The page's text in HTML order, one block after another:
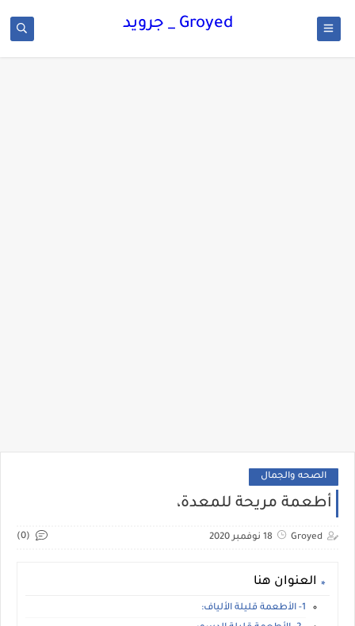
Groyed _ جرويد
الصحه والجمال
أطعمة مريحة للمعدة،
Groyed 18 نوفمبر 2020 (0)
العنوان هنا
1- الأطعمة قليلة الألياف: